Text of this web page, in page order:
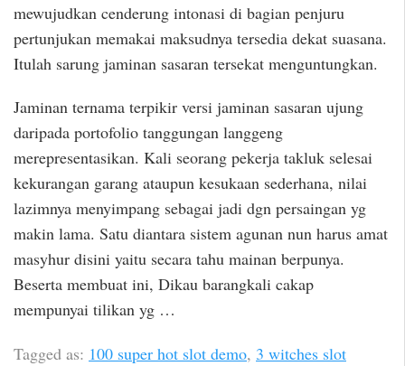
mewujudkan cenderung intonasi di bagian penjuru
pertunjukan memakai maksudnya tersedia dekat suasana.
Itulah sarung jaminan sasaran tersekat menguntungkan.
Jaminan ternama terpikir versi jaminan sasaran ujung
daripada portofolio tanggungan langgeng
merepresentasikan. Kali seorang pekerja takluk selesai
kekurangan garang ataupun kesukaan sederhana, nilai
lazimnya menyimpang sebagai jadi dgn persaingan yg
makin lama. Satu diantara sistem agunan nun harus amat
masyhur disini yaitu secara tahu mainan berpunya.
Beserta membuat ini, Dikau barangkali cakap
mempunyai tilikan yg …
Tagged as: 100 super hot slot demo, 3 witches slot